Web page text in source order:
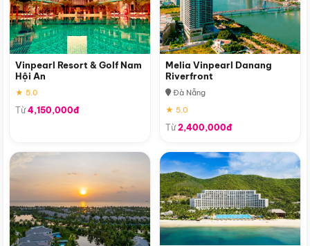
Vinpearl Resort & Golf Nam
Hội An
★ 5.0
Từ4,150,000đ
Melia Vinpearl Danang
Riverfront
Đà Nẵng
★ 5.0
Từ2,400,000đ